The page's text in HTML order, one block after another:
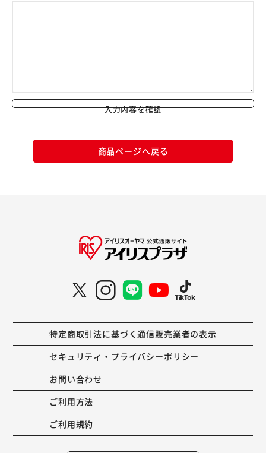
入力内容を確認
商品ページへ戻る
特定商取引法に基づく通信販売業者の表示
セキュリティ・プライバシーポリシー
お問い合わせ
ご利用方法
ご利用規約